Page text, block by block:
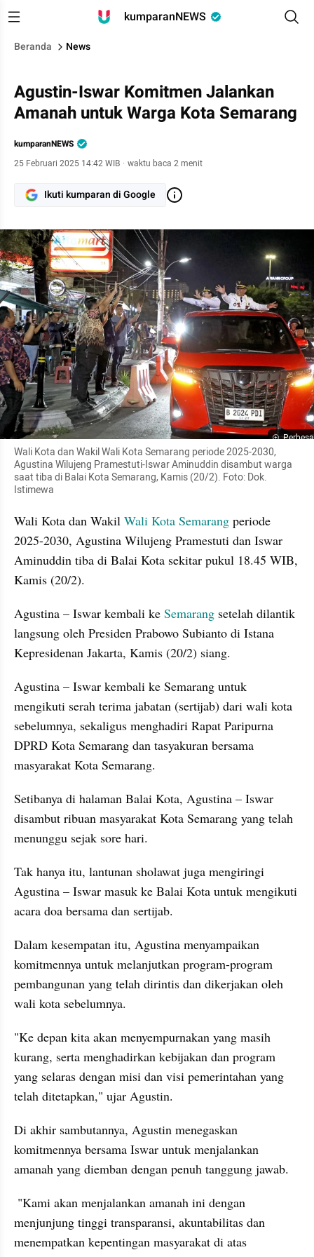
kumparanNEWS
Beranda News
Agustin-Iswar Komitmen Jalankan
Amanah untuk Warga Kota Semarang
kumparanNEWS
25 Februari 2025 14:42 WIB · waktu baca 2 menit
Ikuti kumparan di Google
Wali Kota dan Wakil Wali Kota Semarang periode 2025-2030,
Agustina Wilujeng Pramestuti-Iswar Aminuddin disambut warga
saat tiba di Balai Kota Semarang, Kamis (20/2). Foto: Dok.
Istimewa
Wali Kota dan Wakil Wali Kota Semarang periode
2025-2030, Agustina Wilujeng Pramestuti dan Iswar
Aminuddin tiba di Balai Kota sekitar pukul 18.45 WIB,
Kamis (20/2).
Agustina – Iswar kembali ke Semarang setelah dilantik
langsung oleh Presiden Prabowo Subianto di Istana
Kepresidenan Jakarta, Kamis (20/2) siang.
Agustina – Iswar kembali ke Semarang untuk
mengikuti serah terima jabatan (sertijab) dari wali kota
sebelumnya, sekaligus menghadiri Rapat Paripurna
DPRD Kota Semarang dan tasyakuran bersama
masyarakat Kota Semarang.
Setibanya di halaman Balai Kota, Agustina – Iswar
disambut ribuan masyarakat Kota Semarang yang telah
menunggu sejak sore hari.
Tak hanya itu, lantunan sholawat juga mengiringi
Agustina – Iswar masuk ke Balai Kota untuk mengikuti
acara doa bersama dan sertijab.
Dalam kesempatan itu, Agustina menyampaikan
komitmennya untuk melanjutkan program-program
pembangunan yang telah dirintis dan dikerjakan oleh
wali kota sebelumnya.
"Ke depan kita akan menyempurnakan yang masih
kurang, serta menghadirkan kebijakan dan program
yang selaras dengan misi dan visi pemerintahan yang
telah ditetapkan," ujar Agustin.
Di akhir sambutannya, Agustin menegaskan
komitmennya bersama Iswar untuk menjalankan
amanah yang diemban dengan penuh tanggung jawab.
menjunjung tinggi transparansi, akuntabilitas dan
menempatkan kepentingan masyarakat di atas